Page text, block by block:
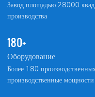
︎Завод площадью 28000
производства
180+
Оборудование
︎Более 180
производственные